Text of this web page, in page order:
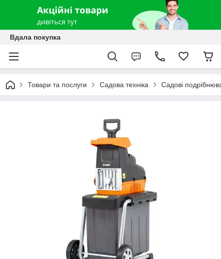
Вдала покупка
Товари та послуги Садова техніка Садові